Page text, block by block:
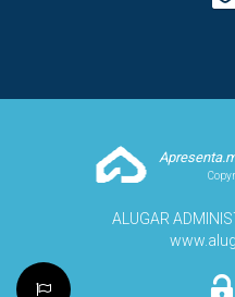
ALUGAR